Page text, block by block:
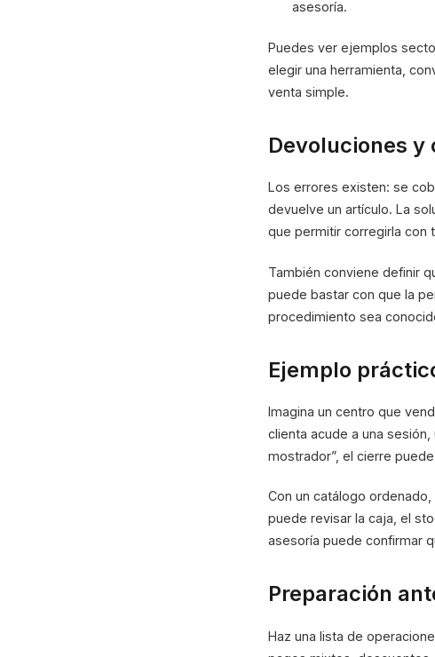
asesoría.
Puedes ver ejemplos
elegir una herramienta,
venta simple.
Devoluciones
Los errores existen: se
devuelve un artículo. La
que permitir corregirla con
También conviene definir
puede bastar con que la
procedimiento sea
Ejemplo
Imagina un centro que
clienta acude a una
mostrador”, el cierre
Con un catálogo
puede revisar la caja, el
asesoría puede confirmar
Preparación
Haz una lista de